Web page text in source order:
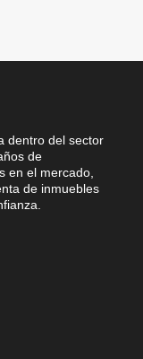
dentro del sector
de
en el mercado,
de inmuebles